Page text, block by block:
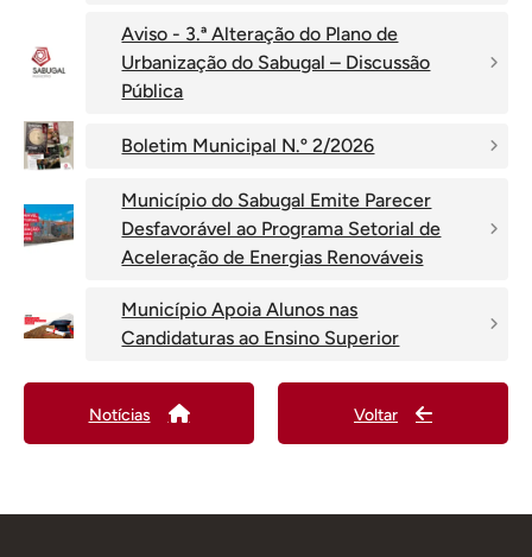
Aviso - 3.ª Alteração do Plano de
Urbanização do Sabugal – Discussão
Pública
Boletim Municipal N.º 2/2026
Município do Sabugal Emite Parecer
Desfavorável ao Programa Setorial de
Aceleração de Energias Renováveis
Município Apoia Alunos nas
Candidaturas ao Ensino Superior
Notícias Voltar